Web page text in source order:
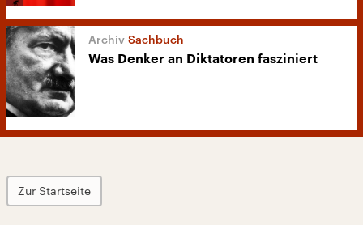
Sachbuch
Was Denker an Diktatoren fasziniert
Zur Startseite